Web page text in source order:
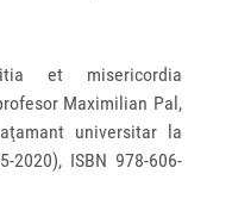
et misericordia
Maximilian Pal,
universitar la
2020), ISBN 978-606-